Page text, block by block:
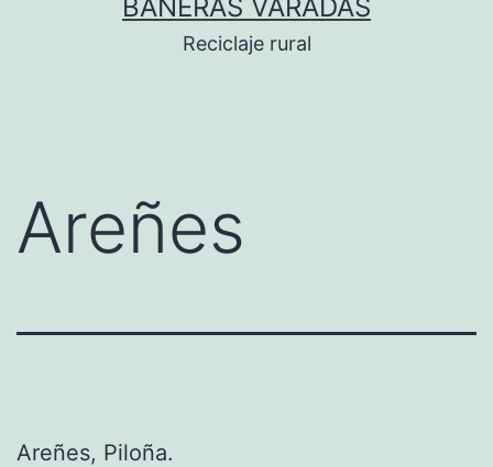
BAÑERAS VARADAS
Reciclaje rural
Areñes
Areñes, Piloña.